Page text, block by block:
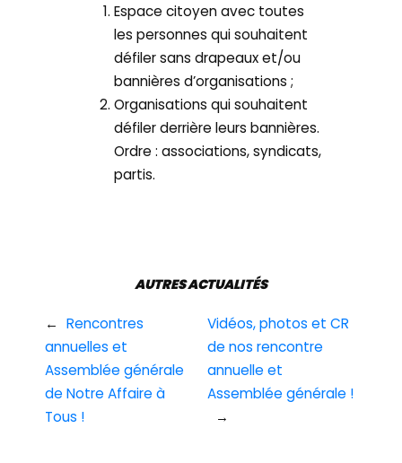
Espace citoyen avec toutes
les personnes qui souhaitent
défiler sans drapeaux et/ou
bannières d’organisations ;
Organisations qui souhaitent
défiler derrière leurs bannières.
Ordre : associations, syndicats,
partis.
← Rencontres
annuelles et
Assemblée générale
de Notre Affaire à
Tous !
AUTRES ACTUALITÉS
Vidéos, photos et CR
de nos rencontre
annuelle et
Assemblée générale !
→